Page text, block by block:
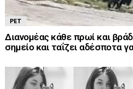
PET
Διανομέας κάθε πρωί και
σημείο και ταΐζει αδέσποτα